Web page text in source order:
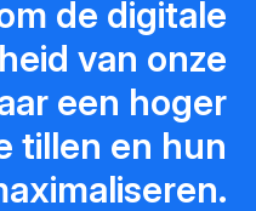
de digitale
van onze
een hoger
tillen en hun